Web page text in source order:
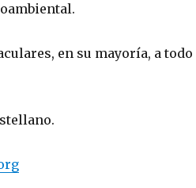
en su mayoría, a todo